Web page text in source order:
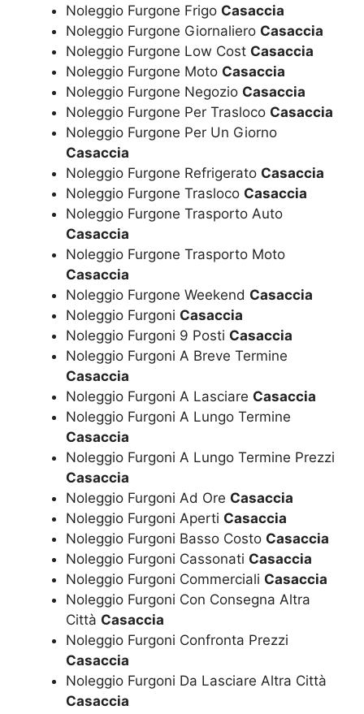
Noleggio Furgone Frigo Casaccia
Noleggio Furgone Giornaliero Casaccia
Noleggio Furgone Low Cost Casaccia
Noleggio Furgone Moto Casaccia
Noleggio Furgone Negozio Casaccia
Noleggio Furgone Per Trasloco Casaccia
Noleggio Furgone Per Un Giorno
Casaccia
Noleggio Furgone Refrigerato Casaccia
Noleggio Furgone Trasloco Casaccia
Noleggio Furgone Trasporto Auto
Casaccia
Noleggio Furgone Trasporto Moto
Casaccia
Noleggio Furgone Weekend Casaccia
Noleggio Furgoni Casaccia
Noleggio Furgoni 9 Posti Casaccia
Noleggio Furgoni A Breve Termine
Casaccia
Noleggio Furgoni A Lasciare Casaccia
Noleggio Furgoni A Lungo Termine
Casaccia
Noleggio Furgoni A Lungo Termine Prezzi
Casaccia
Noleggio Furgoni Ad Ore Casaccia
Noleggio Furgoni Aperti Casaccia
Noleggio Furgoni Basso Costo Casaccia
Noleggio Furgoni Cassonati Casaccia
Noleggio Furgoni Commerciali Casaccia
Noleggio Furgoni Con Consegna Altra
Città Casaccia
Noleggio Furgoni Confronta Prezzi
Casaccia
Noleggio Furgoni Da Lasciare Altra Città
Casaccia